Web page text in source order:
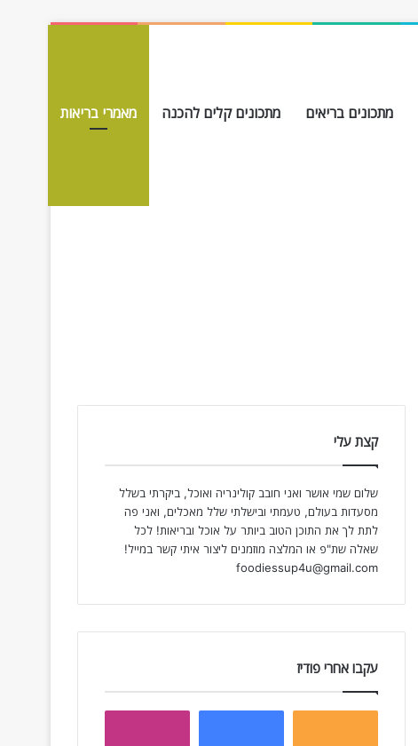
מתכונים בריאים מתכונים קלים להכנה מאמרי בריאות
קצת עלי
שלום שמי אושר ואני חובב קולינריה ואוכל, ביקרתי בשלל
מסעדות בעולם, טעמתי ובישלתי שלל מאכלים, ואני פה
לתת לך את התוכן הטוב ביותר על אוכל ובריאות! לכל
שאלה שת"פ או המלצה מוזמנים ליצור איתי קשר במייל!
foodiessup4u@gmail.com
עקבו אחרי פודיז